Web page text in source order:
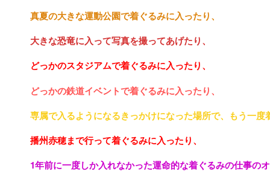
真夏の大きな運動公園で着ぐるみに入ったり、
大きな恐竜に入って写真を撮ってあげたり、
どっかのスタジアムで着ぐるみに入ったり、
どっかの鉄道イベントで着ぐるみに入ったり、
専属で入るようになるきっかけになった場所で、もう一度
播州赤穂まで行って着ぐるみに入ったり、
1年前に一度しか入れなかった運命的な着ぐるみの仕事の